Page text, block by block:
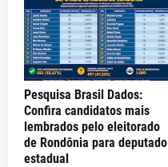
Pesquisa Brasil Dados:
Confira candidatos mais
lembrados pelo eleitorado
de Rondônia para deputado
estadual